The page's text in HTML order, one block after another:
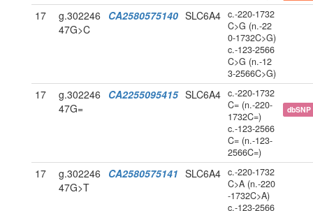
17
g.302246
47G>C
CA2580575140 SLC6A4 c.-220-1732
C>G (n.-22
0-1732C>G)
c.-123-2566
C>G (n.-12
3-2566C>G)
17
g.302246
47G=
CA2255095415 SLC6A4 c.-220-1732
C= (n.-220-
1732C=)
c.-123-2566
C= (n.-123-
2566C=)
dbSNP
17
g.302246
47G>T
CA2580575141 SLC6A4 c.-220-1732
C>A (n.-220
-1732C>A)
c.-123-2566